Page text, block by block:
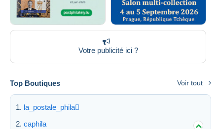
Votre publicité ici ?
Top Boutiques Voir tout
la_postale_phila
caphila